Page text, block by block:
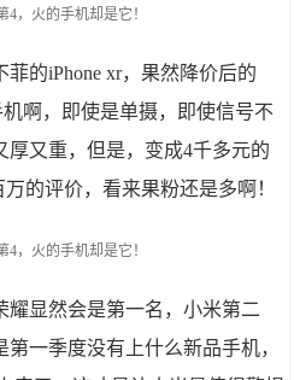
的iPhone xr，果然降价后的
机啊，即使是单摄，即使信号不
又重，但是，变成4千多元的
的评价，看来果粉还是多啊！
耀显然会是第一名，小米第二
一季度没有上什么新品手机，